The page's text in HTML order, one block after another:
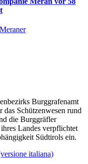
Burggrafenamt
das Schützenwesen rund
die Burggräfler
Landes verpflichtet
Südtirols ein.
italiana)